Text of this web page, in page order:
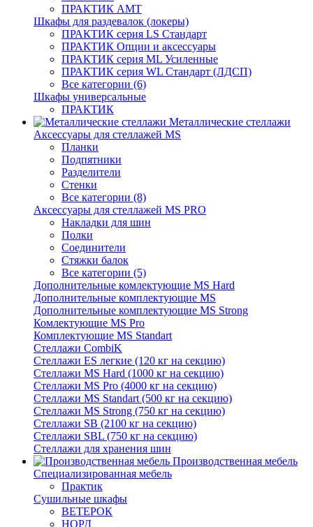
ПРАКТИК AMT
Шкафы для раздевалок (локеры)
ПРАКТИК cерия LS Стандарт
ПРАКТИК Опции и аксессуары
ПРАКТИК серия ML Усиленные
ПРАКТИК серия WL Стандарт (ЛДСП)
Все категории (6)
Шкафы универсальные
ПРАКТИК
Металлические стеллажи
Аксессуары для стеллажей MS
Планки
Подпятники
Разделители
Стенки
Все категории (8)
Аксессуары для стеллажей MS PRO
Накладки для шин
Полки
Соединители
Стяжки балок
Все категории (5)
Дополнительные комлектующие MS Hard
Дополнительные комплектующие MS
Дополнительные комплектующие MS Strong
Комлектующие MS Pro
Комплектующие MS Standart
Стеллажи CombiK
Стеллажи ES легкие (120 кг на секцию)
Стеллажи MS Hard (1000 кг на секцию)
Стеллажи MS Pro (4000 кг на секцию)
Стеллажи MS Standart (500 кг на секцию)
Стеллажи MS Strong (750 кг на секцию)
Стеллажи SB (2100 кг на секцию)
Стеллажи SBL (750 кг на секцию)
Стеллажи для хранения шин
Производственная мебель
Cпециализированная мебель
Практик
Cушильные шкафы
ВЕТЕРОК
НОРД